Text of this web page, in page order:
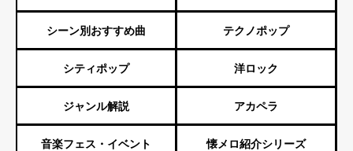
シーン別おすすめ曲 テクノポップ
シティポップ 洋ロック
ジャンル解説 アカペラ
音楽フェス・イベント 懐メロ紹介シリーズ